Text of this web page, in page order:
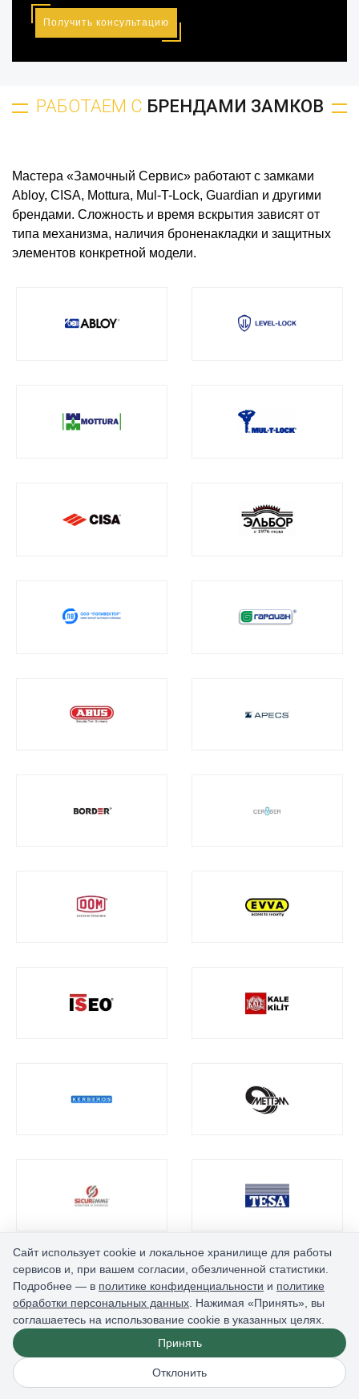
Получить консультацию
РАБОТАЕМ С БРЕНДАМИ ЗАМКОВ
Мастера «Замочный Сервис» работают с замками
Abloy, CISA, Mottura, Mul-T-Lock, Guardian и другими
брендами. Сложность и время вскрытия зависят от
типа механизма, наличия броненакладки и защитных
элементов конкретной модели.
Сайт использует cookie и локальное хранилище для работы
сервисов и, при вашем согласии, обезличенной статистики.
Подробнее — в политике конфиденциальности и политике
обработки персональных данных . Нажимая «Принять», вы
соглашаетесь на использование cookie в указанных целях.
Принять
Отклонить